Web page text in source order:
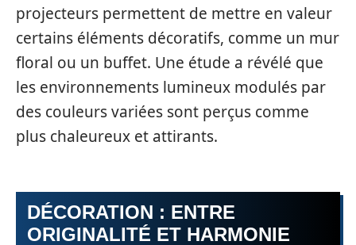
projecteurs permettent de mettre en valeur
certains éléments décoratifs, comme un mur
floral ou un buffet. Une étude a révélé que
les environnements lumineux modulés par
des couleurs variées sont perçus comme
plus chaleureux et attirants.
DÉCORATION : ENTRE
ORIGINALITÉ ET HARMONIE